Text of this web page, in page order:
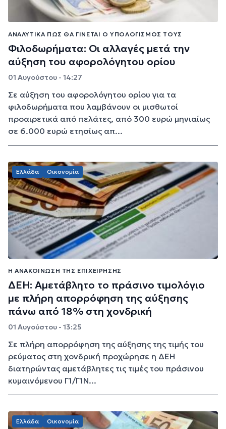
ΑΝΑΛΥΤΙΚΆ ΠΩΣ ΘΑ ΓΊΝΕΤΑΙ Ο ΥΠΟΛΟΓΙΣΜΌΣ ΤΟΥΣ
Φιλοδωρήματα: Οι αλλαγές μετά την
αύξηση του αφορολόγητου ορίου
01 Αυγούστου - 14:27
Σε αύξηση του αφορολόγητου ορίου για τα
φιλοδωρήματα που λαμβάνουν οι μισθωτοί
προαιρετικά από πελάτες, από 300 ευρώ μηνιαίως
σε 6.000 ευρώ ετησίως απ...
Ελλάδα Οικονομία
Η ΑΝΑΚΟΊΝΩΣΗ ΤΗΣ ΕΠΙΧΕΊΡΗΣΗΣ
ΔΕΗ: Αμετάβλητο το πράσινο τιμολόγιο
με πλήρη απορρόφηση της αύξησης
πάνω από 18% στη χονδρική
01 Αυγούστου - 13:25
Σε πλήρη απορρόφηση της αύξησης της τιμής του
ρεύματος στη χονδρική προχώρησε η ΔΕΗ
διατηρώντας αμετάβλητες τις τιμές του πράσινου
κυμαινόμενου Γ1/Γ1Ν...
Ελλάδα Οικονομία